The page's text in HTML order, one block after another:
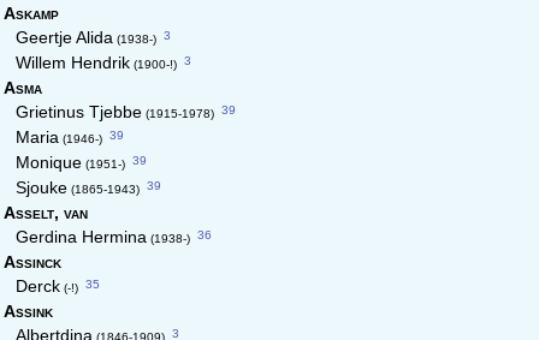
Askamp
Geertje Alida (1938-) 3
Willem Hendrik (1900-!) 3
Asma
Grietinus Tjebbe (1915-1978) 39
Maria (1946-) 39
Monique (1951-) 39
Sjouke (1865-1943) 39
Asselt, van
Gerdina Hermina (1938-) 36
Assinck
Derck (-!) 35
Assink
Albertdina (1846-1909) 3